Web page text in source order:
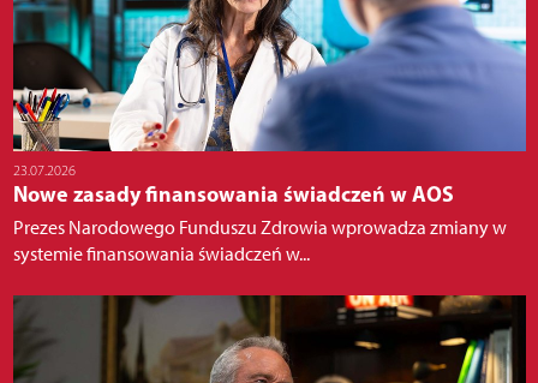
23.07.2026
Nowe zasady finansowania świadczeń w AOS
Prezes Narodowego Funduszu Zdrowia wprowadza zmiany w
systemie finansowania świadczeń w...